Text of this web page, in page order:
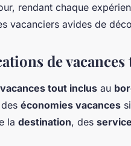
rendant chaque
vacanciers avides de
de
tout inclus au
économies vacances
la destination, des